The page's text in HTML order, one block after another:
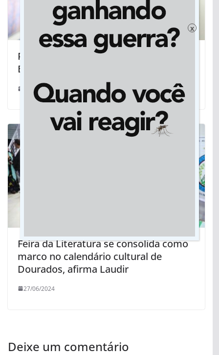
Polícia investiga participação de Carlos
Bolsonaro na morte de Marielle Franco
22/11/2019
Feira da Literatura se consolida como
marco no calendário cultural de
Dourados, afirma Laudir
27/06/2024
Deixe um comentário
x